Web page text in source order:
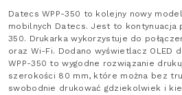
Datecs WPP-350 to kolejny nowy
mobilnych Datecs. Jest to kontynuacja
350. Drukarka wykorzystuje do
oraz Wi-Fi. Dodano wyświetlacz OLED
WPP-350 to wygodne rozwiązanie
szerokości 80 mm, które można bez
swobodnie drukować gdziekolwiek i